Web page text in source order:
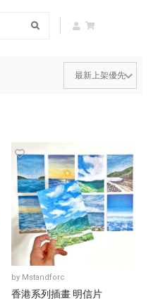
by Mstandforc
香港系列插畫 明信片